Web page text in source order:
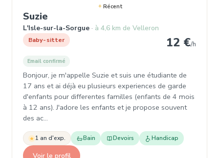
Récent
Suzie
L'Isle-sur-la-Sorgue à 4,6 km de Velleron
Baby-sitter 12 €/h
Email confirmé
Bonjour, je m'appelle Suzie et suis une étudiante de
17 ans et ai déjà eu plusieurs experiences de garde
d'enfants pour differentes familles (enfants de 4 mois
à 12 ans). J'adore les enfants et je propose souvent
des ac…
1 an d'exp. Bain Devoirs Handicap
Voir le profil